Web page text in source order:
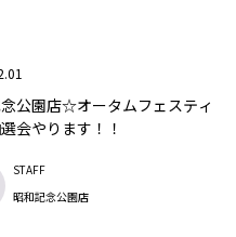
公園店☆オータムフェスティ
会やります！！
STAFF
昭和記念公園店